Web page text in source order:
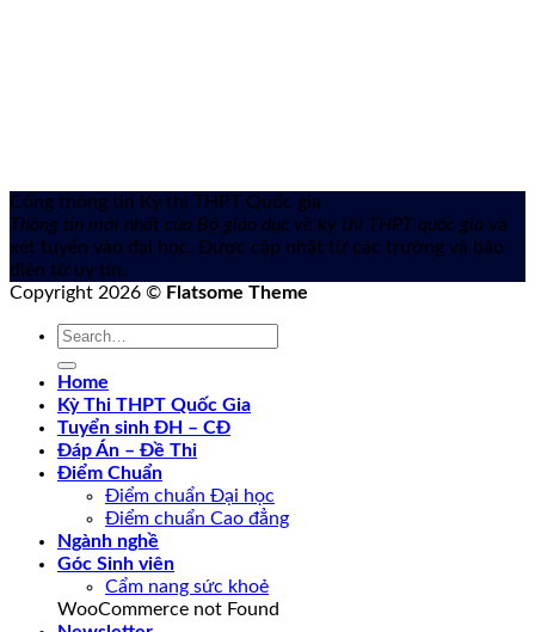
Cổng thông tin Kỳ thi THPT Quốc gia
Thông tin mới nhất của Bộ giáo dục về kỳ thi THPT quốc gia và
xét tuyển vào đại học. Được cập nhật từ các trường và báo
điện tử uy tín.
Copyright 2026 © Flatsome Theme
Home
Kỳ Thi THPT Quốc Gia
Tuyển sinh ĐH – CĐ
Đáp Án – Đề Thi
Điểm Chuẩn
Điểm chuẩn Đại học
Điểm chuẩn Cao đẳng
Ngành nghề
Góc Sinh viên
Cẩm nang sức khoẻ
WooCommerce not Found